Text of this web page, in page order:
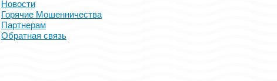
Новости
Горячие Мошенничества
Партнерам
Обратная связь